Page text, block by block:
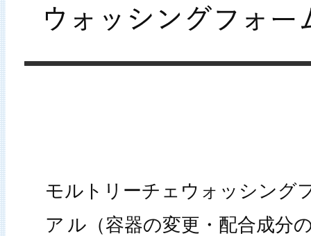
モルトリーチェウォッシング
ア ル（容器の変更・配合成分